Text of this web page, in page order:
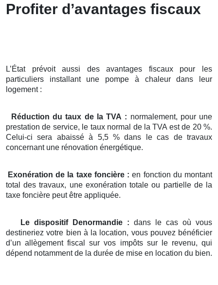
Profiter d’avantages fiscaux
L’État prévoit aussi des avantages fiscaux pour les
particuliers installant une pompe à chaleur dans leur
logement :
Réduction du taux de la TVA : normalement, pour une
prestation de service, le taux normal de la TVA est de 20 %.
Celui-ci sera abaissé à 5,5 % dans le cas de travaux
concernant une rénovation énergétique.
Exonération de la taxe foncière : en fonction du montant
total des travaux, une exonération totale ou partielle de la
taxe foncière peut être appliquée.
Le dispositif Denormandie : dans le cas où vous
destineriez votre bien à la location, vous pouvez bénéficier
d’un allègement fiscal sur vos impôts sur le revenu, qui
dépend notamment de la durée de mise en location du bien.